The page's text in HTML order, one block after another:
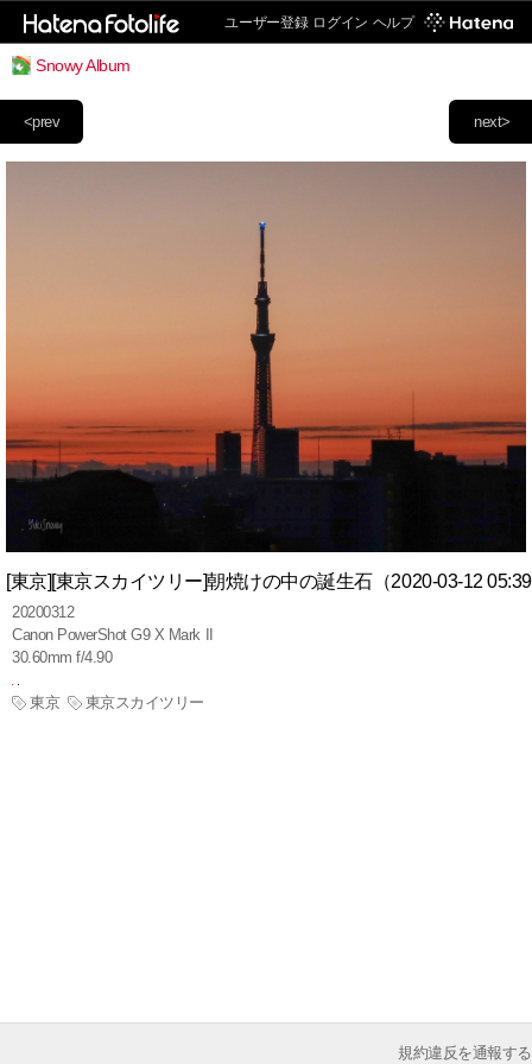
ユーザー登録 ログイン ヘルプ
Snowy Album
next>
<prev
[東京][東京スカイツリー]朝焼けの中の誕生石（2020-03-12
20200312
Canon PowerShot G9 X Mark II
30.60mm f/4.90
東京 東京スカイツリー
規約違反を通報する